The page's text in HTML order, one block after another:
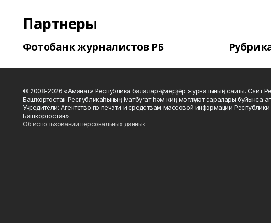
Партнеры
Фотобанк журналистов РБ
© 2008-2026 «Аманат» Республика балалар-үҫмерҙәр журналының сайты. Сайт
Башҡортостан Республикаһының Матбуғат һәм киң мәғлүмәт саралары буйынса
Учредители: Агентство по печати и средствам массовой информации
Башкортостан».
Об использовании персональных данных